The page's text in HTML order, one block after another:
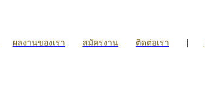
ผลงานของเรา สมัครงาน ติดต่อเรา |